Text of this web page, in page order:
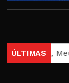
ÚLTIMAS
Meu